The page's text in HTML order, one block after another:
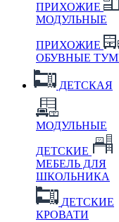
ПРИХОЖИЕ
МОДУЛЬНЫЕ
ПРИХОЖИЕ
ОБУВНЫЕ
ДЕТСКАЯ
МОДУЛЬНЫЕ
ДЕТСКИЕ
МЕБЕЛЬ ДЛЯ
ШКОЛЬНИКА
ДЕТСКИЕ
КРОВАТИ